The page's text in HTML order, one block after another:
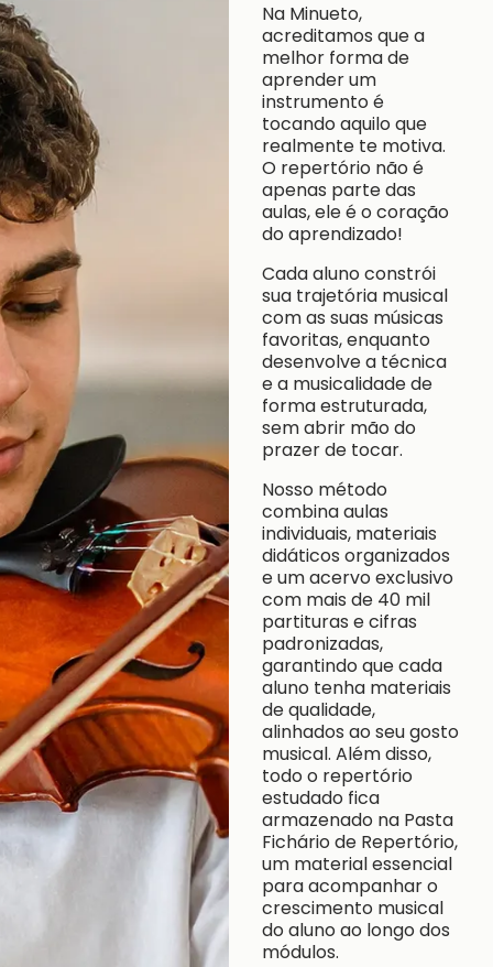
Na Minueto,
acreditamos que a
melhor forma de
aprender um
instrumento é
tocando aquilo que
realmente te motiva.
O repertório não é
apenas parte das
aulas, ele é o coração
do aprendizado!
Cada aluno constrói
sua trajetória musical
com as suas músicas
favoritas, enquanto
desenvolve a técnica
e a musicalidade de
forma estruturada,
sem abrir mão do
prazer de tocar.
Nosso método
combina aulas
individuais, materiais
didáticos organizados
e um acervo exclusivo
com mais de 40 mil
partituras e cifras
padronizadas,
garantindo que cada
aluno tenha materiais
de qualidade,
alinhados ao seu gosto
musical. Além disso,
todo o repertório
estudado fica
armazenado na Pasta
Fichário de Repertório,
um material essencial
para acompanhar o
crescimento musical
do aluno ao longo dos
módulos.